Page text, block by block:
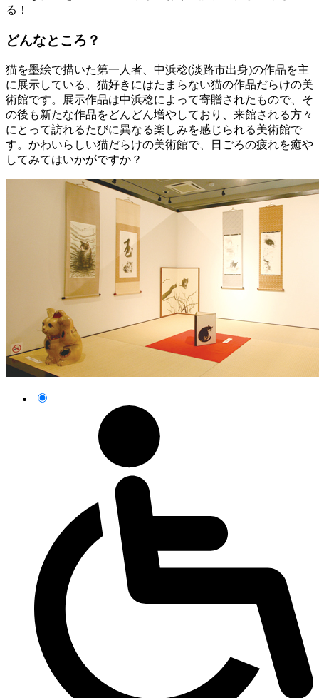
る！
どんなところ？
猫を墨絵で描いた第一人者、中浜稔(淡路市出身)の作品を主
に展示している、猫好きにはたまらない猫の作品だらけの美
術館です。展示作品は中浜稔によって寄贈されたもので、そ
の後も新たな作品をどんどん増やしており、来館される方々
にとって訪れるたびに異なる楽しみを感じられる美術館で
す。かわいらしい猫だらけの美術館で、日ごろの疲れを癒や
してみてはいかがですか？